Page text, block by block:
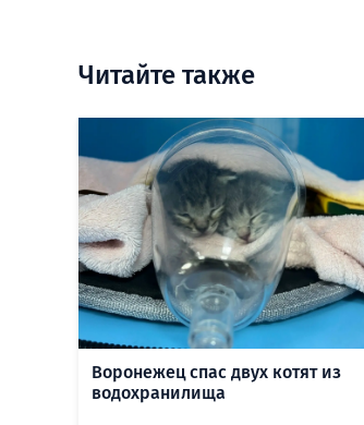
Читайте также
Воронежец спас двух котят из
водохранилища